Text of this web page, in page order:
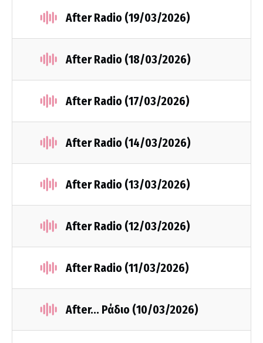
After Radio (19/03/2026)
After Radio (18/03/2026)
After Radio (17/03/2026)
After Radio (14/03/2026)
After Radio (13/03/2026)
After Radio (12/03/2026)
After Radio (11/03/2026)
After... Ράδιο (10/03/2026)